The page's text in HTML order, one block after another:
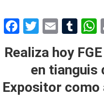
Facebook
Twitter
Email
Realiza hoy
en tianguis
Expositor como